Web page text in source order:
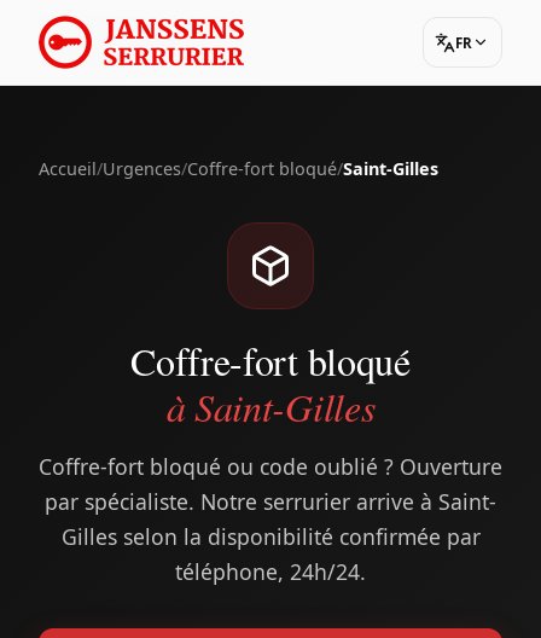
FR
Accueil/Urgences/Coffre-fort bloqué/Saint-Gilles
Coffre-fort bloqué
à Saint-Gilles
Coffre-fort bloqué ou code oublié ? Ouverture
par spécialiste. Notre serrurier arrive à Saint-
Gilles selon la disponibilité confirmée par
téléphone, 24h/24.